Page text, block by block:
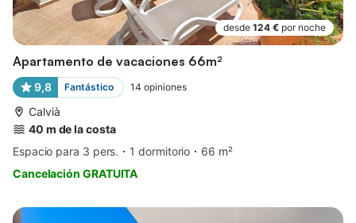
desde 124 € por noche
Apartamento de vacaciones 66m²
9,8 Fantástico 14 opiniones
Calvià
40 m de la costa
Espacio para 3 pers.
1 dormitorio
66 m²
Cancelación GRATUITA